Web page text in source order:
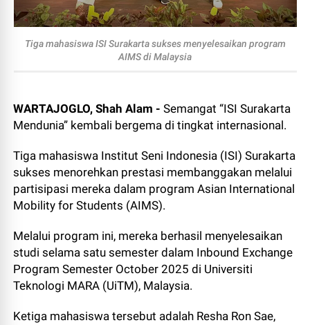
Tiga mahasiswa ISI Surakarta sukses menyelesaikan program
AIMS di Malaysia
WARTAJOGLO, Shah Alam - Semangat “ISI Surakarta
Mendunia” kembali bergema di tingkat internasional.
Tiga mahasiswa Institut Seni Indonesia (ISI) Surakarta
sukses menorehkan prestasi membanggakan melalui
partisipasi mereka dalam program Asian International
Mobility for Students (AIMS).
Melalui program ini, mereka berhasil menyelesaikan
studi selama satu semester dalam Inbound Exchange
Program Semester October 2025 di Universiti
Teknologi MARA (UiTM), Malaysia.
Ketiga mahasiswa tersebut adalah Resha Ron Sae,